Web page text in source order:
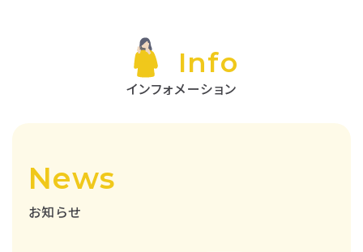
Info
インフォメーション
News
お知らせ